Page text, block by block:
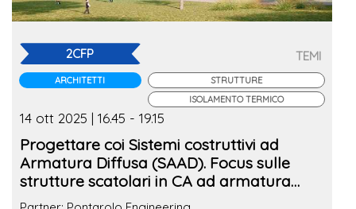
2CFP
ARCHITETTI
TEMI
STRUTTURE
ISOLAMENTO TERMICO
14 ott 2025 | 16.45 - 19.15
Progettare coi Sistemi costruttivi ad
Armatura Diffusa (SAAD). Focus sulle
strutture scatolari in CA ad armatura
diffusa tra prestazioni energetiche e